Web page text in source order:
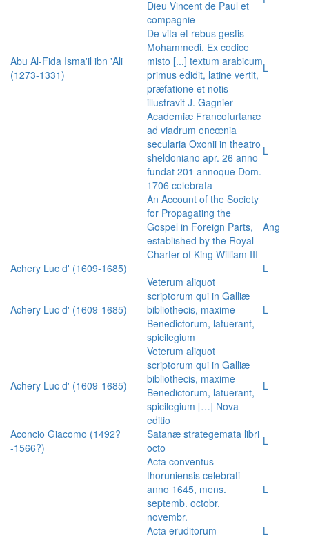
Dieu Vincent de Paul et
compagnie
Abu Al-Fida Isma'il ibn 'Ali
(1273-1331)
De vita et rebus gestis
Mohammedi. Ex codice
misto [...] textum arabicum
primus edidit, latine vertit,
præfatione et notis
illustravit J. Gagnier
L
Academiæ Francofurtanæ
ad viadrum encœnia
secularia Oxonii in theatro
sheldoniano apr. 26 anno
fundat 201 annoque Dom.
1706 celebrata
L
An Account of the Society
for Propagating the
Gospel in Foreign Parts,
established by the Royal
Charter of King William III
Ang
Achery Luc d' (1609-1685) L
Achery Luc d' (1609-1685)
Veterum aliquot
scriptorum qui in Galliæ
bibliothecis, maxime
Benedictorum, latuerant,
spicilegium
L
Achery Luc d' (1609-1685)
Veterum aliquot
scriptorum qui in Galliæ
bibliothecis, maxime
Benedictorum, latuerant,
spicilegium […] Nova
editio
L
Aconcio Giacomo (1492?
-1566?)
Satanæ strategemata libri
octo
L
Acta conventus
thoruniensis celebrati
anno 1645, mens.
septemb. octobr.
novembr.
L
Acta eruditorum
L